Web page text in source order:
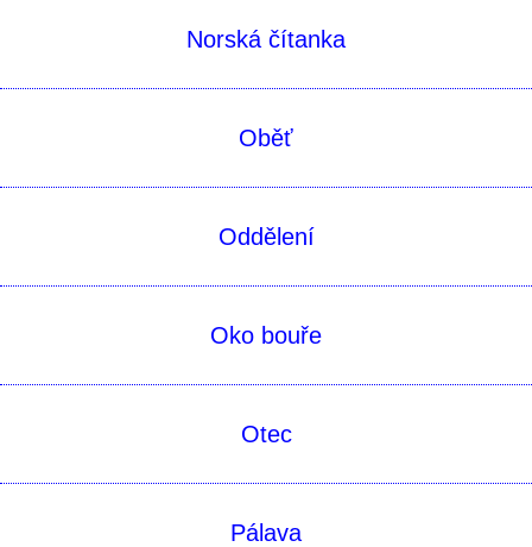
Norská čítanka
Oběť
Oddělení
Oko bouře
Otec
Pálava